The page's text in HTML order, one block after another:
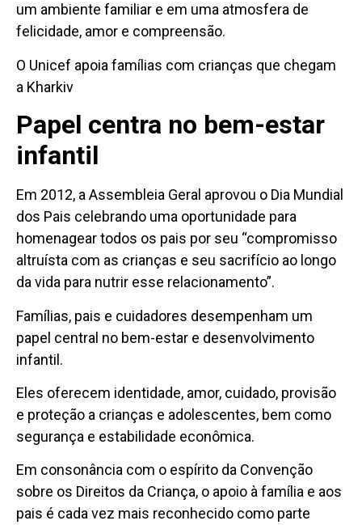
um ambiente familiar e em uma atmosfera de
felicidade, amor e compreensão.
O Unicef apoia famílias com crianças que chegam
a Kharkiv
Papel centra no bem-estar
infantil
Em 2012, a Assembleia Geral aprovou o Dia Mundial
dos Pais celebrando uma oportunidade para
homenagear todos os pais por seu “compromisso
altruísta com as crianças e seu sacrifício ao longo
da vida para nutrir esse relacionamento”.
Famílias, pais e cuidadores desempenham um
papel central no bem-estar e desenvolvimento
infantil.
Eles oferecem identidade, amor, cuidado, provisão
e proteção a crianças e adolescentes, bem como
segurança e estabilidade econômica.
Em consonância com o espírito da Convenção
sobre os Direitos da Criança, o apoio à família e aos
pais é cada vez mais reconhecido como parte